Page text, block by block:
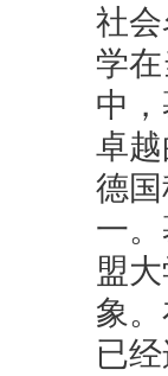
社
学
中
卓
德
一
盟
象
已